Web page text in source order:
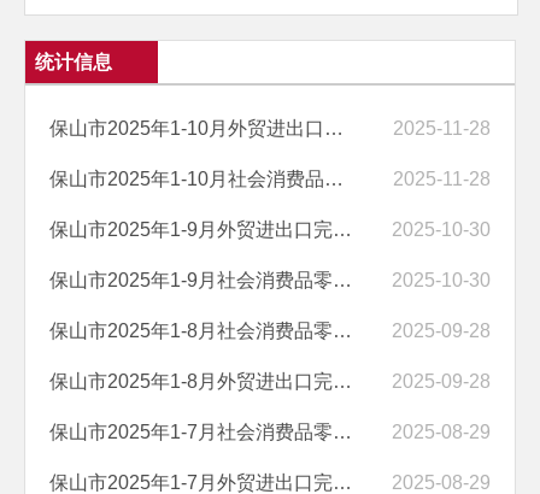
统计信息
保山市2025年1-10月外贸进出口完成情况 2025-11-28
保山市2025年1-10月社会消费品零售总额完成情况 2025-11-28
保山市2025年1-9月外贸进出口完成情况 2025-10-30
保山市2025年1-9月社会消费品零售总额完成情况 2025-10-30
保山市2025年1-8月社会消费品零售总额完成情况 2025-09-28
保山市2025年1-8月外贸进出口完成情况 2025-09-28
保山市2025年1-7月社会消费品零售总额完成情况 2025-08-29
保山市2025年1-7月外贸进出口完成情况 2025-08-29